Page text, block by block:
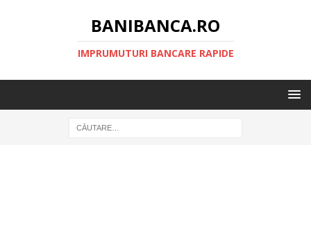
BANIBANCA.RO
IMPRUMUTURI BANCARE RAPIDE